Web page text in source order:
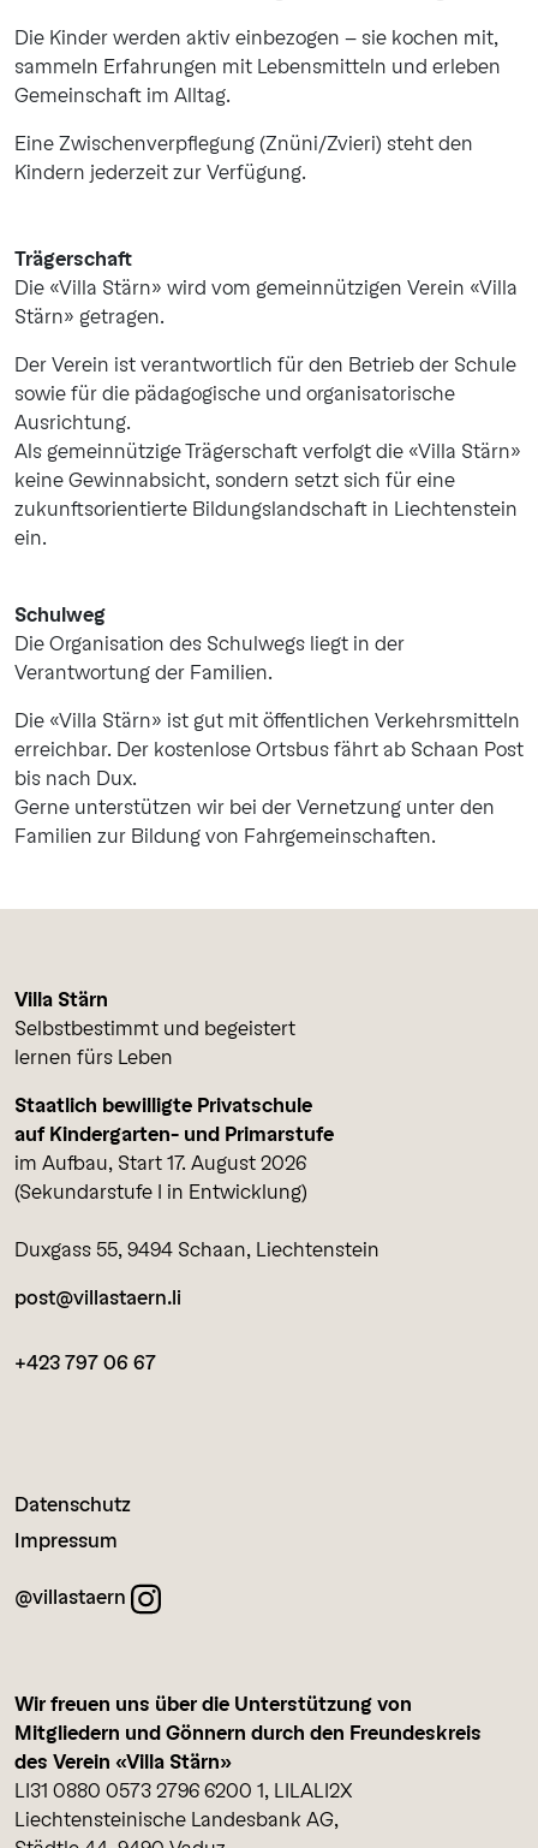
Die Kinder werden aktiv einbezogen – sie kochen mit,
sammeln Erfahrungen mit Lebensmitteln und erleben
Gemeinschaft im Alltag.
Eine Zwischenverpflegung (Znüni/Zvieri) steht den
Kindern jederzeit zur Verfügung.
Trägerschaft
Die «Villa Stärn» wird vom gemeinnützigen Verein «Villa
Stärn» getragen.
Der Verein ist verantwortlich für den Betrieb der Schule
sowie für die pädagogische und organisatorische
Ausrichtung.
Als gemeinnützige Trägerschaft verfolgt die «Villa Stärn»
keine Gewinnabsicht, sondern setzt sich für eine
zukunftsorientierte Bildungslandschaft in Liechtenstein
ein.
Schulweg
Die Organisation des Schulwegs liegt in der
Verantwortung der Familien.
Die «Villa Stärn» ist gut mit öffentlichen Verkehrsmitteln
erreichbar. Der kostenlose Ortsbus fährt ab Schaan Post
bis nach Dux.
Gerne unterstützen wir bei der Vernetzung unter den
Familien zur Bildung von Fahrgemeinschaften.
Villa Stärn
Selbstbestimmt und begeistert
lernen fürs Leben
Staatlich bewilligte Privatschule
auf Kindergarten- und Primarstufe
im Aufbau, Start 17. August 2026
(Sekundarstufe I in Entwicklung)
Duxgass 55, 9494 Schaan, Liechtenstein
post@villastaern.li
+423 797 06 67
Datenschutz
Impressum
@villastaern
Wir freuen uns über die Unterstützung von
Mitgliedern und Gönnern durch den Freundeskreis
des Verein «Villa Stärn»
LI31 0880 0573 2796 6200 1, LILALI2X
Liechtensteinische Landesbank AG,